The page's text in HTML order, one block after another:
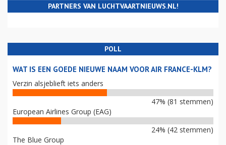
PARTNERS VAN LUCHTVAARTNIEUWS.NL!
POLL
WAT IS EEN GOEDE NIEUWE NAAM VOOR AIR FRANCE-KLM?
Verzin alsjeblieft iets anders
47% (81 stemmen)
European Airlines Group (EAG)
24% (42 stemmen)
The Blue Group